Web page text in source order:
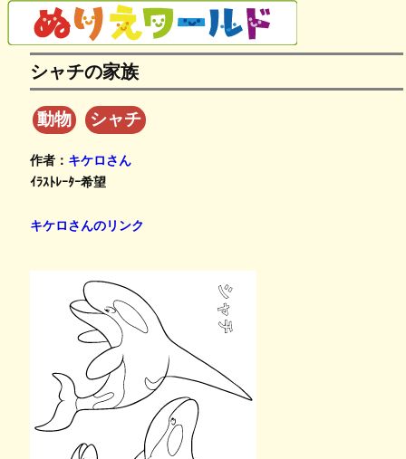
シャチの家族
動物 シャチ
作者： キケロさん
ｲﾗｽﾄﾚｰﾀｰ希望
キケロさんのリンク